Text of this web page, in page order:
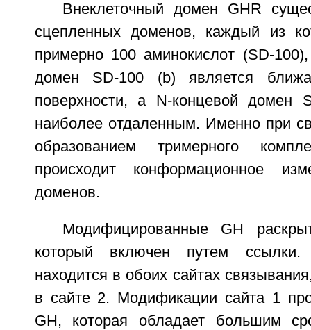
Внеклеточный домен GHR
сцепленных доменов, каждый из
примерно 100 аминокислот (SD-
домен SD-100 (b) является
поверхности, a N-концевой домен
наиболее отдаленным. Именно при
образованием тримерного
происходит конформационное
доменов.
Модифицированные GH
который включен путем
находится в обоих сайтах
в сайте 2. Модификации сайта 1
GH, которая обладает большим